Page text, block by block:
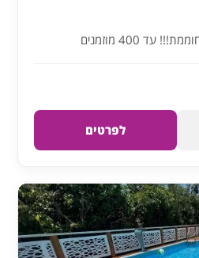
400 מוזמנים
לפרטים